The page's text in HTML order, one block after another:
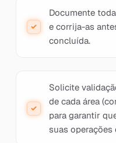
Documente
e corrija-as
concluída.
Solicite
de cada área
para garantir
suas